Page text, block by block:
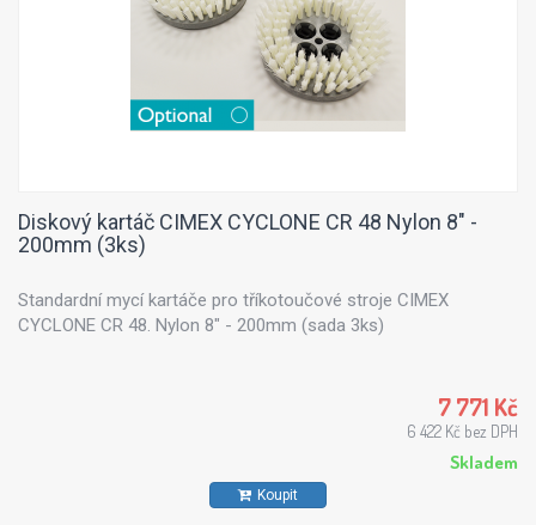
Diskový kartáč CIMEX CYCLONE CR 48 Nylon 8" -
200mm (3ks)
Standardní mycí kartáče pro tříkotoučové stroje CIMEX
CYCLONE CR 48. Nylon 8" - 200mm (sada 3ks)
7 771 Kč
6 422 Kč bez DPH
Skladem
Koupit